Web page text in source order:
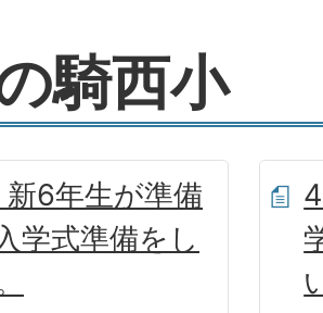
騎西小
6年生が準備
学式準備をし